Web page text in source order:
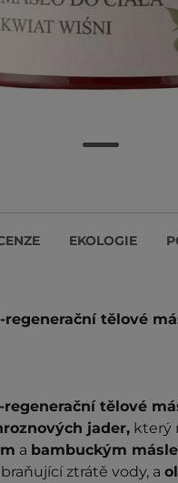
EKOLOGIE
regenerační tělové
regenerační tělové
jader, který
a bambuckým
ztrátě vody, a